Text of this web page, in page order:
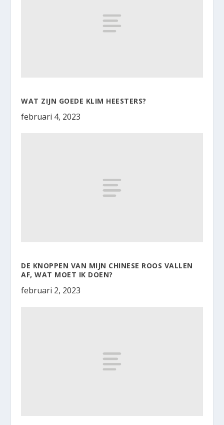
WAT ZIJN GOEDE KLIM HEESTERS?
februari 4, 2023
DE KNOPPEN VAN MIJN CHINESE ROOS VALLEN
AF, WAT MOET IK DOEN?
februari 2, 2023